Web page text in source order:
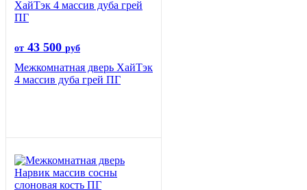
от 43 500 руб
Межкомнатная дверь ХайТэк
4 массив дуба грей ПГ